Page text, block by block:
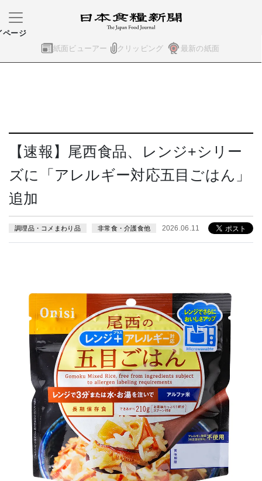
紙面ビューアー クリッピング 最新の紙面
ページ
【速報】尾西食品、レンジ+シリー
ズに「アレルギー対応五目ごはん」
追加
調理品・コメまわり品 非常食・介護食他 2026.06.11